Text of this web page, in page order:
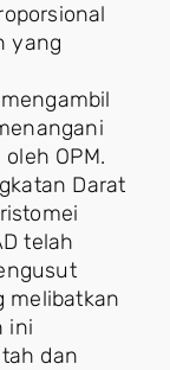
yang
OPM.
Darat
telah
melibatkan
ini
dan